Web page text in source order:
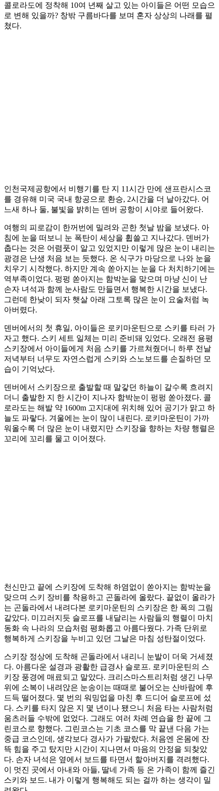
콜로라도에 정착해 10여 년째 살고 있는 아이들은 어떤 모습으
로 변해 있을까? 창밖 구름바다를 보며 혼자 상상의 나래를 펼
쳤다.
인천국제공항에서 비행기를 탄 지 11시간 만에 샌프란시스코
를 경유해 미국 국내 항공으로 환승, 2시간을 더 날아갔다. 어
느새 하나 둘, 불빛을 밝히는 덴버 공항이 시야로 들어왔다.
여행의 피로감이 한꺼번에 밀려와 곤한 첫날 밤을 보냈다. 아
침에 눈을 떠보니 눈 폭탄이 세상을 휩쓸고 지나갔다. 덴버가
춥다는 것은 어렴풋이 알고 있었지만 이렇게 많은 눈이 내리는
광경은 난생 처음 보는 듯했다. 온 식구가 마당으로 나와 눈을
치우기 시작했다. 하지만 계속 쏟아지는 눈을 다 처치하기에는
역부족이었다. 펑펑 쏟아지는 함박눈을 맞으며 마냥 신이 난
손자 녀석과 함께 눈사람도 만들면서 행복한 시간을 보냈다.
그런데 한낮이 되자 햇살 아래 그토록 많은 눈이 요술처럼 녹
아버렸다.
덴버에서의 첫 휴일, 아이들은 로키마운틴으로 스키를 타러 가
자고 했다. 스키 세트 일체는 미리 준비돼 있었다. 오래전 용평
스키장에서 아이들에게 처음 스키를 가르쳐줬더니 하루 전날
저녁부터 너무도 자연스럽게 스키와 스노보드를 손질하던 모
습이 기억났다.
덴버에서 스키장으로 출발할 때 말갛던 하늘이 갈수록 흐려지
더니 출발한 지 한 시간이 지나자 함박눈이 펑펑 쏟아졌다. 콜
로라도는 해발 약 1600m 고지대에 위치해 있어 공기가 맑고 하
늘도 파랗다. 겨울에는 눈이 많이 내린다. 로키마운틴이 가까
워올수록 더 많은 눈이 내렸지만 스키장을 향하는 차량 행렬은
꼬리에 꼬리를 물고 이어졌다.
천신만고 끝에 스키장에 도착해 하염없이 쏟아지는 함박눈을
맞으며 스키 장비를 착용하고 곤돌라에 올랐다. 끝없이 올라가
는 곤돌라에서 내려다본 로키마운틴의 스키장은 한 폭의 그림
같았다. 미끄러지듯 슬로프를 내달리는 사람들의 행렬이 마치
동화 속 나라의 모습처럼 평화롭고 아름다웠다. 가족 단위로
행복하게 스키장을 누비고 있던 그날은 마침 성탄절이었다.
스키장 정상에 도착해 곤돌라에서 내리니 눈발이 더욱 거세졌
다. 아름다운 설경과 광활한 급경사 슬로프. 로키마운틴의 스
키장 풍경에 매료되고 말았다. 크리스마스트리처럼 생긴 나무
위에 소복이 내려앉은 눈송이는 때때로 불어오는 산바람에 후
드득 떨어졌다. 몇 번의 워밍업을 마친 후 드디어 슬로프에 섰
다. 스키를 타지 않은 지 몇 년이나 됐으니 처음 타는 사람처럼
움츠러들 수밖에 없었다. 그래도 여러 차례 연습을 한 끝에 그
린코스로 향했다. 그린코스는 기초 코스를 막 끝낸 다음 가는
중급 코스인데, 생각보다 경사가 가팔랐다. 처음엔 온몸에 잔
뜩 힘을 주고 탔지만 시간이 지나면서 마음의 안정을 되찾았
다. 손자 녀석은 옆에서 보드를 타면서 할아버지를 격려했다.
이 멋진 곳에서 아내와 아들, 딸네 가족 등 온 가족이 함께 즐긴
스키와 보드. 내가 이렇게 행복해도 되는 걸까 하는 생각이 밀